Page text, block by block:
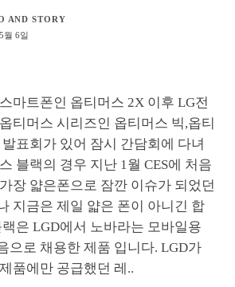
AND STORY
월 6일
마트폰인 옵티머스 2X 이후 LG전
티머스 시리즈인 옵티머스 빅,옵티
표회가 있어 잠시 간담회에 다녀
블랙의 경우 지난 1월 CES에 처음
장 얇은폰으로 잠깐 이슈가 되었던
지금은 제일 얇은 폰이 아니긴 합
은 LGD에서 노바라는 모바일용
으로 채용한 제품 입니다. LGD가
품에만 공급했던 레..